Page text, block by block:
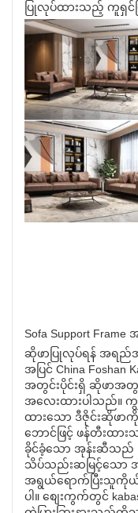
ပြုလုပ်ထားသည့် ကူရှင်
Sofa Support Frame
ဆိုဖာပြုလုပ်ရန် အရည်အ
အပြင် China
အတွင်းပိုင်းရှိ ဆိုဖာ
အလေးထားပါသည်။
ထားသော ဒီဇိုင်းဆိုဖာ
ဘောင်ဖြင့် ဖန်တီးထာ
ခိုင်ခံ့သော အုန်းဆီသ
သိပ်သည်းဆမြင့်သော အ
အရွယ်ရောက်ပြီးသူကိုယ်
ပါ။ စျေးကွက်တွင်